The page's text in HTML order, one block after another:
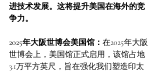
进技术发展。这将提升美国在海外的竞
争力。
2025年大阪世博会美国馆： 在2025年大阪
世博会上，美国馆正式启用，该馆占地
3.1万平方英尺，旨在强化我们塑造印太